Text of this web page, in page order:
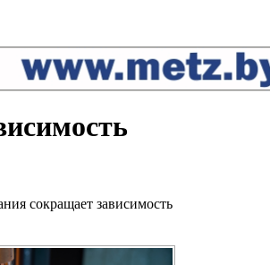
сокращает зависимость